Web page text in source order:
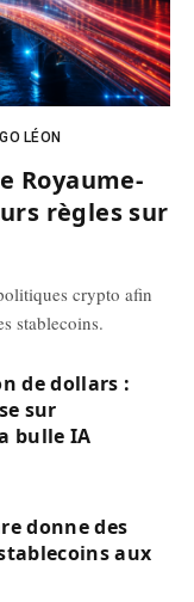
LÉON
Royaume-
règles sur
crypto afin
stablecoins.
de dollars :
sur
bulle IA
donne des
aux